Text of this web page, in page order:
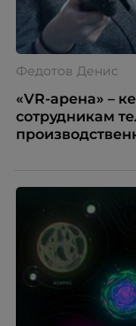
Федотов Денис
«VR-арена» –
сотрудникам